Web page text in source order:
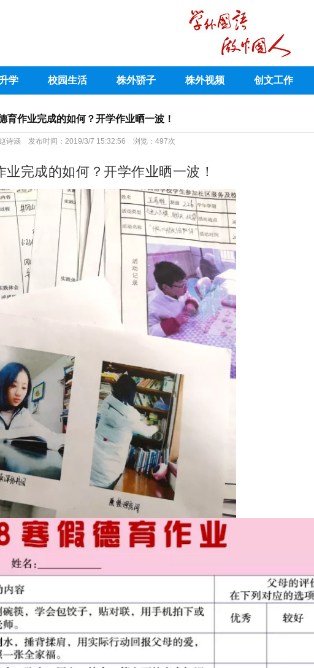
学 校园生活 株外骄子 株外视频 创文工作
育作业完成的如何？开学作业晒一波！
诗涵 发布时间：2019/3/7 15:32:56 浏览： 497次
业完成的如何？开学作业晒一波！